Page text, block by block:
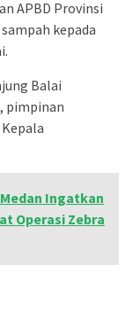
APBD Provinsi
kepada
Balai
pimpinan
Ingatkan
Operasi Zebra